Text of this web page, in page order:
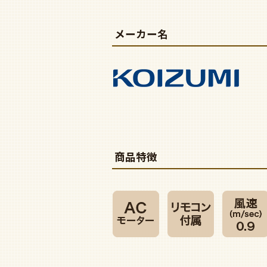
メーカー名
商品特徴